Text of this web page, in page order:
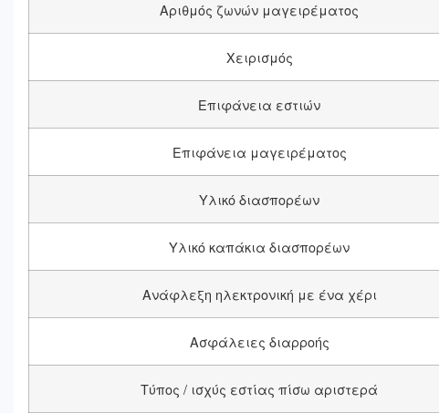
Αριθμός ζωνών μαγειρέματος
Χειρισμός
Επιφάνεια εστιών
Επιφάνεια μαγειρέματος
Υλικό διασπορέων
Υλικό καπάκια διασπορέων
Ανάφλεξη ηλεκτρονική με ένα χέρι
Ασφάλειες διαρροής
Τύπος / ισχύς εστίας πίσω αριστερά